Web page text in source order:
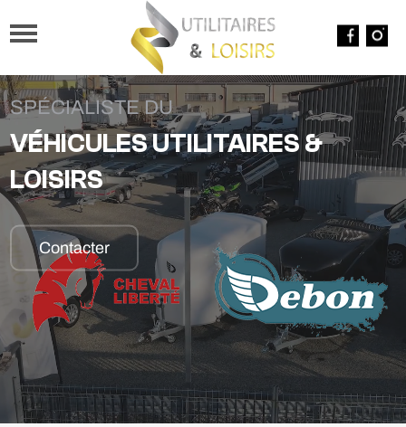
SPÉCIALISTE DU
VÉHICULES UTILITAIRES &
LOISIRS
Contacter